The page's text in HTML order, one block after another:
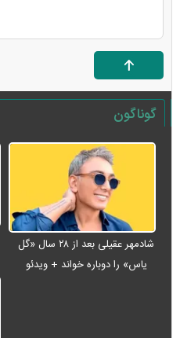
گوناگون
شادمهر عقیلی بعد از ۲۸ سال «گل
یاس» را دوباره خواند + ویدئو